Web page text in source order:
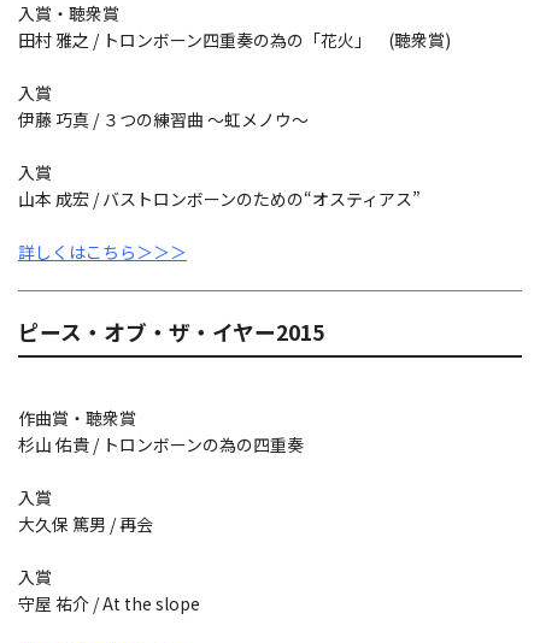
入賞・聴衆賞
田村 雅之 / トロンボーン四重奏の為の「花火」 (聴衆賞)
入賞
伊藤 巧真 / ３つの練習曲 ～虹メノウ～
入賞
山本 成宏 / バストロンボーンのための“オスティアス”
詳しくはこちら＞＞＞
ピース・オブ・ザ・イヤー2015
作曲賞・聴衆賞
杉山 佑貴 / トロンボーンの為の四重奏
入賞
大久保 篤男 / 再会
入賞
守屋 祐介 / At the slope